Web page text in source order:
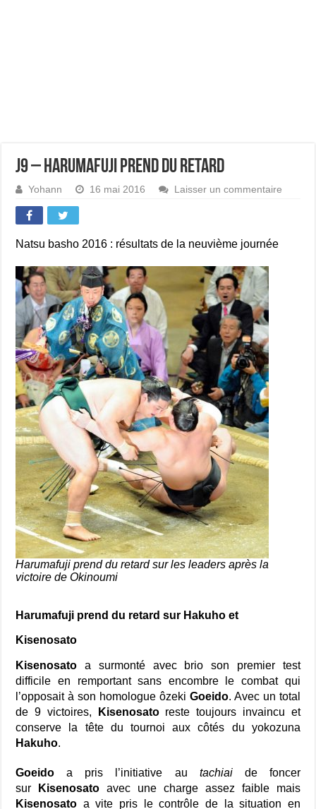
J9 – Harumafuji prend du retard
Yohann 16 mai 2016 Laisser un commentaire
Natsu basho 2016 : résultats de la neuvième journée
Harumafuji prend du retard sur les leaders après la
victoire de Okinoumi
Harumafuji prend du retard sur Hakuho et
Kisenosato
Kisenosato a surmonté avec brio son premier test
difficile en remportant sans encombre le combat qui
l’opposait à son homologue ôzeki Goeido. Avec un total
de 9 victoires,
Kisenosatoreste toujours invaincu et
conserve la tête du tournoi aux côtés du yokozuna
Hakuho.
Goeido a pris l’initiative au tachiaide foncer
sur
Kisenosatoavec une charge assez faible mais
Kisenosato a vite pris le contrôle de la situation en